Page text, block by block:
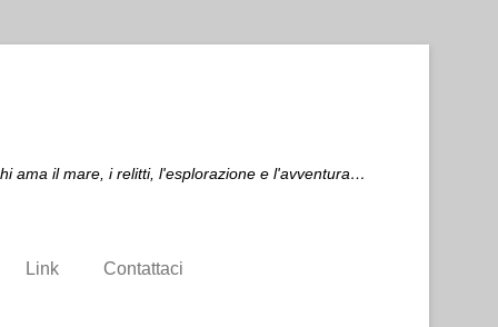
il mare, i relitti, l'esplorazione e l'avventura…
Link Contattaci